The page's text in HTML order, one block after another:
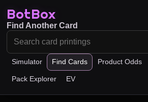
BotBox
Simulator Find Cards Product Odds
Pack Explorer EV
Find Another Card